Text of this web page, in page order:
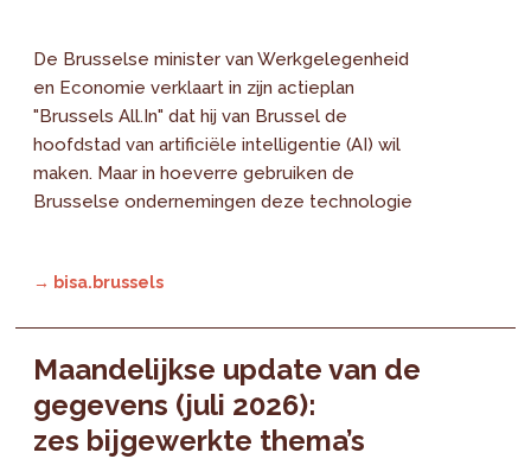
De Brusselse minister van Werkgelegenheid
en Economie verklaart in zijn actieplan
"Brussels All.In" dat hij van Brussel de
hoofdstad van artificiële intelligentie (AI) wil
maken. Maar in hoeverre gebruiken de
Brusselse ondernemingen deze technologie
→ bisa.brussels
Maandelijkse update van de
gegevens (juli 2026):
zes bijgewerkte thema’s